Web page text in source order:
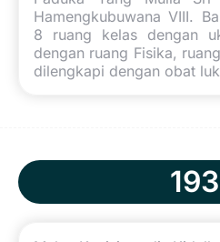
Hamengkubuwana VIII.
8 ruang kelas dengan
dengan ruang Fisika,
dilengkapi dengan obat